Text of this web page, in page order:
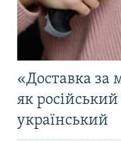
«Доставка за
як
український